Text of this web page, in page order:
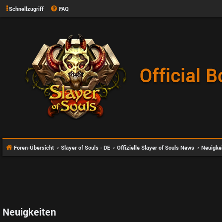
Schnellzugriff FAQ
Foren-Übersicht Slayer of Souls - DE Offizielle Slayer of Souls News
Neuigkeiten